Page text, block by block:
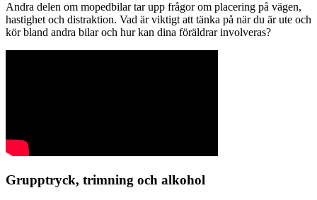
Andra delen om mopedbilar tar upp frågor om placering på vägen,
hastighet och distraktion. Vad är viktigt att tänka på när du är ute och
kör bland andra bilar och hur kan dina föräldrar involveras?
Grupptryck, trimning och alkohol